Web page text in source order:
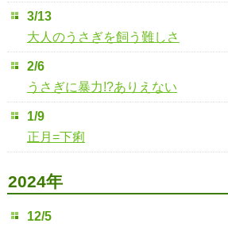
3/13
大人のうさぎを飼う難しさ
2/6
うさぎに暴力!?ありえない
1/9
正月=下痢
2024年
12/5